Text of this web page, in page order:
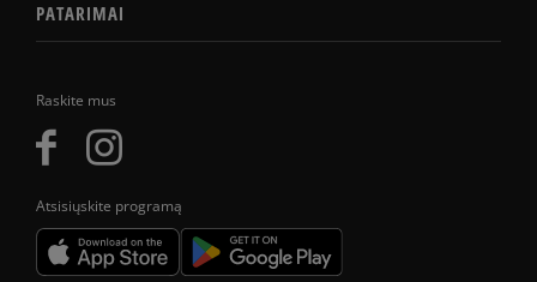
Raskite mus
Atsisiųskite programą
PATARIMAI